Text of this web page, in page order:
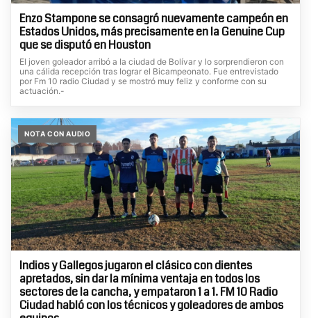
Enzo Stampone se consagró nuevamente campeón en
Estados Unidos, más precisamente en la Genuine Cup
que se disputó en Houston
El joven goleador arribó a la ciudad de Bolívar y lo sorprendieron con
una cálida recepción tras lograr el Bicampeonato. Fue entrevistado
por Fm 10 radio Ciudad y se mostró muy feliz y conforme con su
actuación.-
NOTA CON AUDIO
Indios y Gallegos jugaron el clásico con dientes
apretados, sin dar la mínima ventaja en todos los
sectores de la cancha, y empataron 1 a 1. FM 10 Radio
Ciudad habló con los técnicos y goleadores de ambos